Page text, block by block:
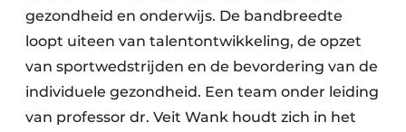
gezondheid en onderwijs. De bandbreedte
loopt uiteen van talentontwikkeling, de opzet
van sportwedstrijden en de bevordering van de
individuele gezondheid. Een team onder leiding
van professor dr. Veit Wank houdt zich in het